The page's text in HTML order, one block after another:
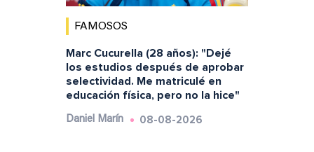
FAMOSOS
Marc Cucurella (28 años): "Dejé
los estudios después de aprobar
selectividad. Me matriculé en
educación física, pero no la hice"
Daniel Marín 08-08-2026